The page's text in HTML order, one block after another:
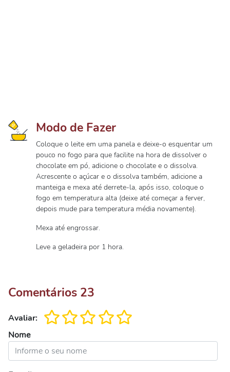
Modo de Fazer
Coloque o leite em uma panela e deixe-o esquentar um
pouco no fogo para que facilite na hora de dissolver o
chocolate em pó, adicione o chocolate e o dissolva.
Acrescente o açúcar e o dissolva também, adicione a
manteiga e mexa até derrete-la, após isso, coloque o
fogo em temperatura alta (deixe até começar a ferver,
depois mude para temperatura média novamente).
Mexa até engrossar.
Leve a geladeira por 1 hora.
Comentários 23
Avaliar:
Nome